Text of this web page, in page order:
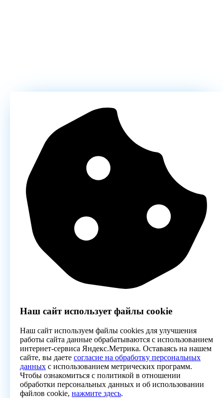
Наш сайт использует файлы cookie
Наш сайт используем файлы cookies для улучшения
работы сайта данные обрабатываются с использованием
интернет-сервиса Яндекс.Метрика. Оставаясь на нашем
сайте, вы даете согласие на обработку персональных
данных с использованием метрических программ.
Чтобы ознакомиться с политикой в отношении
обработки персональных данных и об использовании
файлов cookie, нажмите здесь.